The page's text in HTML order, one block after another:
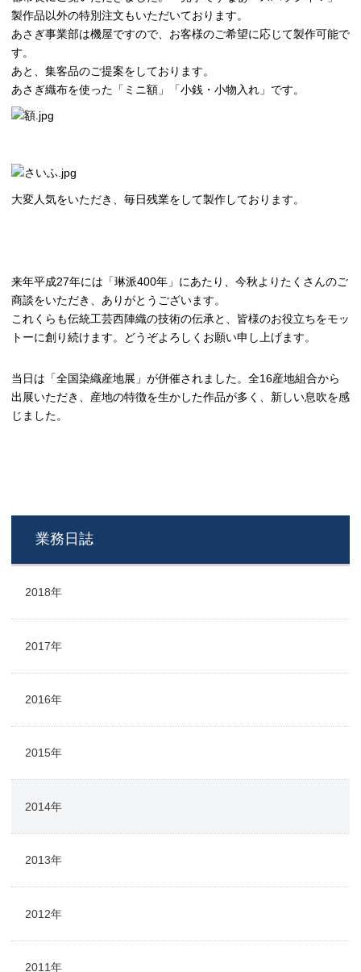
製作品以外の特別注文もいただいております。
あさぎ事業部は機屋ですので、お客様のご希望に応じて製作可能で
す。
あと、集客品のご提案をしております。
あさぎ織布を使った「ミニ額」「小銭・小物入れ」です。
大変人気をいただき、毎日残業をして製作しております。
来年平成27年には「琳派400年」にあたり、今秋よりたくさんのご
商談をいただき、ありがとうございます。
これくらも伝統工芸西陣織の技術の伝承と、皆様のお役立ちをモッ
トーに創り続けます。どうぞよろしくお願い申し上げます。
当日は「全国染織産地展」が併催されました。全16産地組合から
出展いただき、産地の特徴を生かした作品が多く、新しい息吹を感
じました。
業務日誌
2018年
2017年
2016年
2015年
2014年
2013年
2012年
2011年